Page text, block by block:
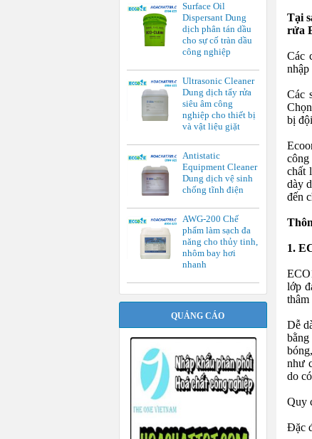
Surface Oil
Dispersant Dung
dịch phân tán dầu
cho sự cố tràn dầu
công nghiệp
Ultrasonic Cleaner
Dung dịch tẩy rửa
siêu âm công
nghiệp cho thiết bị
và vật liệu giặt
Antistatic
Equipment Cleaner
Dung dịch vệ sinh
chống tĩnh điện
AWG-200 Chế
phẩm làm sạch đa
năng cho thủy tinh,
nhôm bay hơi
nhanh
QUẢNG CÁO
Tại
rửa
Các
nhập
Các
bị
chất
dày
đến
1.
lớp
thâm
Dễ
như
do
Quy
Đặc